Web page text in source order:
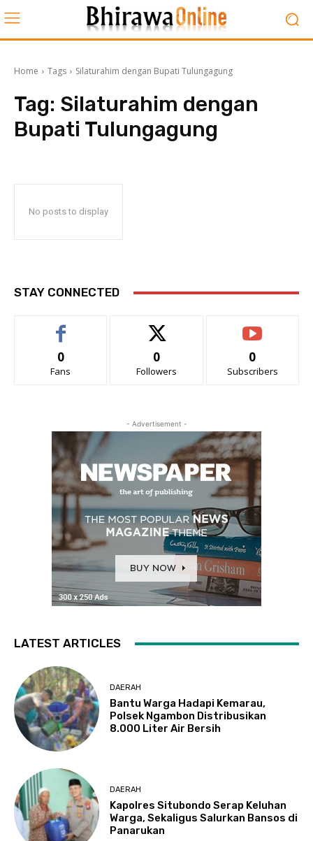
Home Tags Silaturahim dengan Bupati Tulungagung
Tag: Silaturahim dengan
Bupati Tulungagung
No posts to display
STAY CONNECTED
0
Fans
0
Followers
0
Subscribers
- Advertisement -
LATEST ARTICLES
DAERAH
Bantu Warga Hadapi Kemarau,
Polsek Ngambon Distribusikan
8.000 Liter Air Bersih
DAERAH
Kapolres Situbondo Serap Keluhan
Warga, Sekaligus Salurkan Bansos di
Panarukan